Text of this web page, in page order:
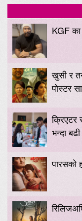
KGF
खुसी र
पोस्टर
भन्दा
पारसको